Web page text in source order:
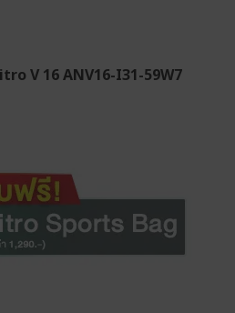
V 16 ANV16-I31-59W7